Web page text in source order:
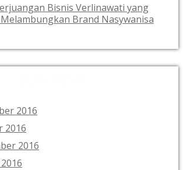
Bisnis Verlinawati yang
Brand Nasywanisa
2016
2016
2016